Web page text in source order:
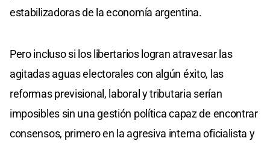
estabilizadoras de la economía argentina.
Pero incluso si los libertarios logran atravesar las
agitadas aguas electorales con algún éxito, las
reformas previsional, laboral y tributaria serían
imposibles sin una gestión política capaz de encontrar
consensos, primero en la agresiva interna oficialista y